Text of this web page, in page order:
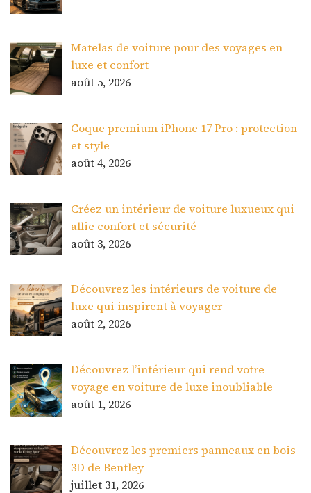
Matelas de voiture pour des voyages en
luxe et confort
août 5, 2026
Coque premium iPhone 17 Pro : protection
et style
août 4, 2026
Créez un intérieur de voiture luxueux qui
allie confort et sécurité
août 3, 2026
Découvrez les intérieurs de voiture de
luxe qui inspirent à voyager
août 2, 2026
Découvrez l’intérieur qui rend votre
voyage en voiture de luxe inoubliable
août 1, 2026
Découvrez les premiers panneaux en bois
3D de Bentley
juillet 31, 2026